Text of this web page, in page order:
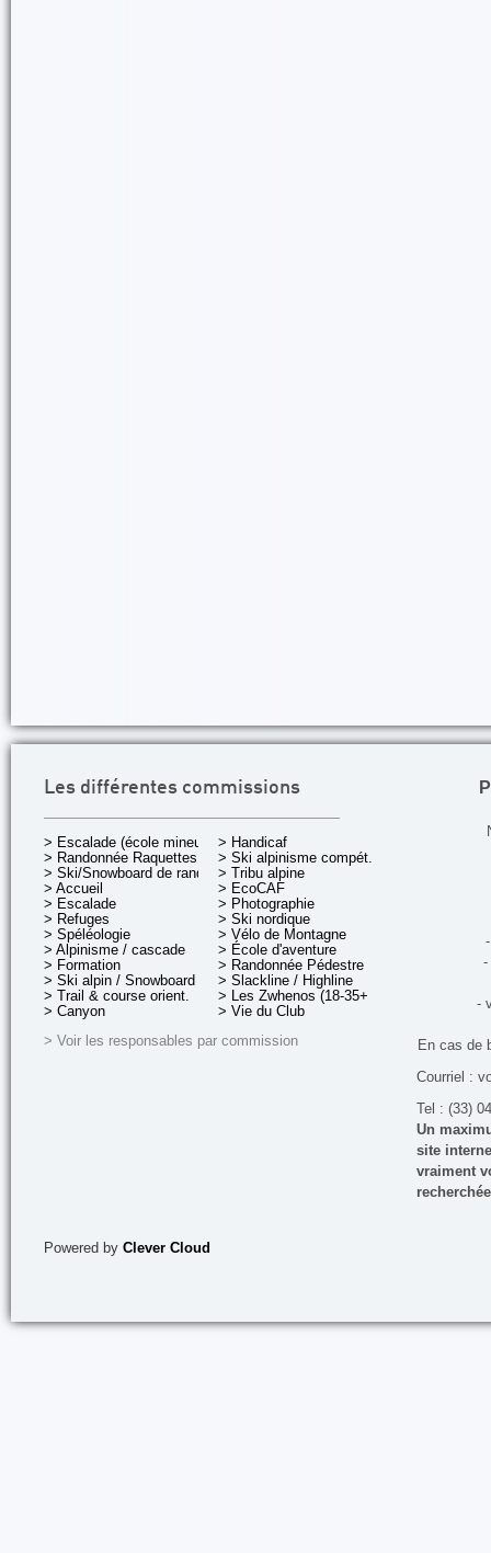
Les différentes commissions
> Escalade (école mineurs)
> Randonnée Raquettes
> Ski/Snowboard de rando.
> Accueil
> Escalade
> Refuges
> Spéléologie
> Alpinisme / cascade
> Formation
> Ski alpin / Snowboard
> Trail & course orient.
> Canyon
> Handicaf
> Ski alpinisme compét.
> Tribu alpine
> EcoCAF
> Photographie
> Ski nordique
> Vélo de Montagne
> École d'aventure
> Randonnée Pédestre
> Slackline / Highline
> Les Zwhenos (18-35+ ans)
> Vie du Club
> Voir les responsables par commission
-
-
En cas de
Courriel :
Tel : (33)
Un
site
vraiment
Powered by Clever Cloud